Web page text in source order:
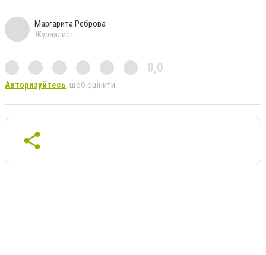
Маргарита Реброва
Журналист
0,0
Авторизуйтесь, щоб оцінити